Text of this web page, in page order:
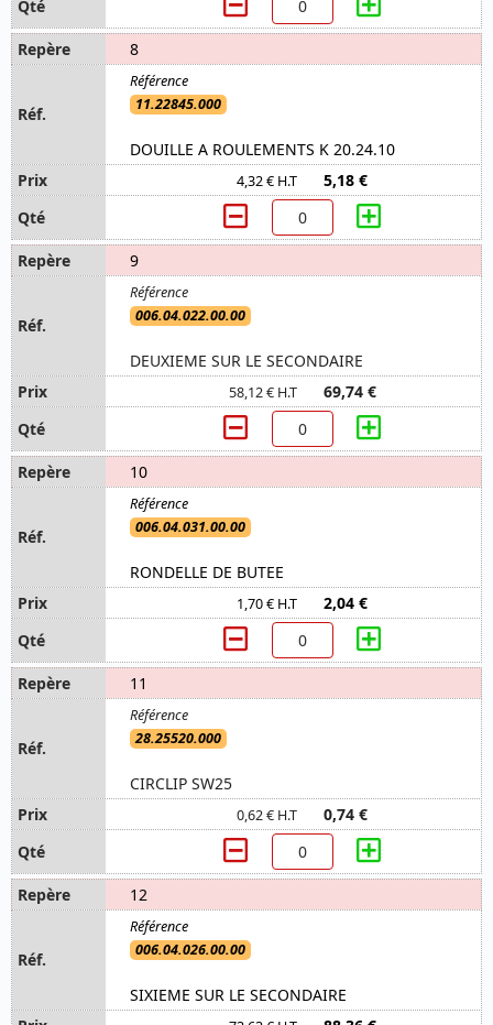
8
11.22845.000
DOUILLE A ROULEMENTS K 20.24.10
4,32 € H.T 5,18 €
9
006.04.022.00.00
DEUXIEME SUR LE SECONDAIRE
58,12 € H.T 69,74 €
10
006.04.031.00.00
RONDELLE DE BUTEE
1,70 € H.T 2,04 €
11
28.25520.000
CIRCLIP SW25
0,62 € H.T 0,74 €
12
006.04.026.00.00
SIXIEME SUR LE SECONDAIRE